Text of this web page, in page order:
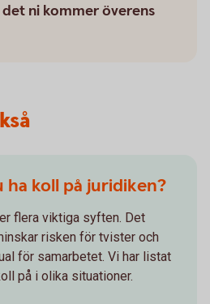
ni kommer överens
ha koll på juridiken?
flera viktiga syften. Det
risken för tvister och
för samarbetet. Vi har listat
på i olika situationer.